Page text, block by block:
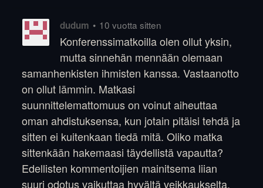
dudum • 10 vuotta sitten
Konferenssimatkoilla olen ollut yksin,
mutta sinnehän mennään olemaan
samanhenkisten ihmisten kanssa. Vastaanotto
on ollut lämmin. Matkasi
suunnittelemattomuus on voinut aiheuttaa
oman ahdistuksensa, kun jotain pitäisi tehdä ja
sitten ei kuitenkaan tiedä mitä. Oliko matka
sittenkään hakemaasi täydellistä vapautta?
Edellisten kommentoijien mainitsema liian
suuri odotus vaikuttaa hyvältä veikkaukselta.